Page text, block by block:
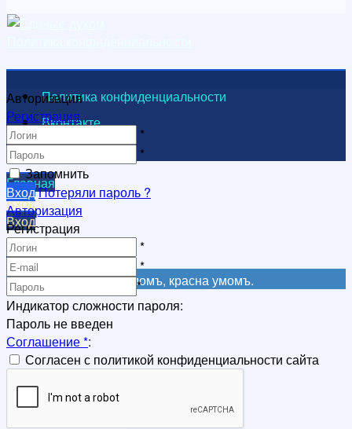
Политика конфиденциальности
Вконтакте
Видеоканал
Главная
Вход
Вход
Регистрация
Регистрация
Не красна книга письмомъ, красна умомъ.
Авторизация
Регистрация
*
*
Запомнить
ВходПотеряли пароль ?
Авторизация
Регистрация
*
*
*
Индикатор сложности пароля:
Пароль не введен
Соглашение*:
Согласен с политикой конфиденциальности сайта